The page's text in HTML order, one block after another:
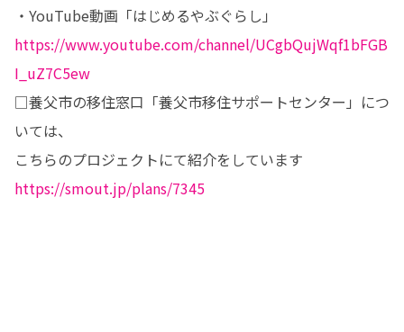
・YouTube動画「はじめるやぶぐらし」
https://www.youtube.com/channel/UCgbQujWqf1bFGB
I_uZ7C5ew
□養父市の移住窓口「養父市移住サポートセンター」につ
いては、
https://smout.jp/plans/7345